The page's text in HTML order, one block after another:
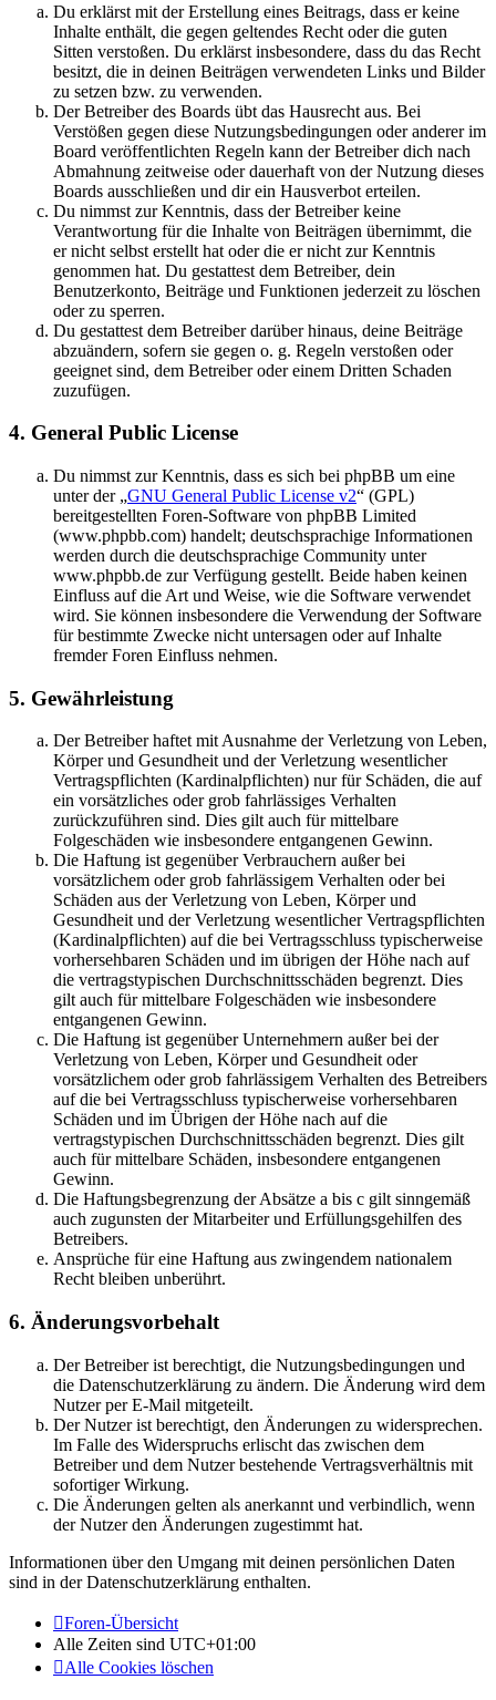
Du erklärst mit der Erstellung eines Beitrags, dass er keine
Inhalte enthält, die gegen geltendes Recht oder die guten
Sitten verstoßen. Du erklärst insbesondere, dass du das Recht
besitzt, die in deinen Beiträgen verwendeten Links und Bilder
zu setzen bzw. zu verwenden.
Der Betreiber des Boards übt das Hausrecht aus. Bei
Verstößen gegen diese Nutzungsbedingungen oder anderer im
Board veröffentlichten Regeln kann der Betreiber dich nach
Abmahnung zeitweise oder dauerhaft von der Nutzung dieses
Boards ausschließen und dir ein Hausverbot erteilen.
Du nimmst zur Kenntnis, dass der Betreiber keine
Verantwortung für die Inhalte von Beiträgen übernimmt, die
er nicht selbst erstellt hat oder die er nicht zur Kenntnis
genommen hat. Du gestattest dem Betreiber, dein
Benutzerkonto, Beiträge und Funktionen jederzeit zu löschen
oder zu sperren.
Du gestattest dem Betreiber darüber hinaus, deine Beiträge
abzuändern, sofern sie gegen o. g. Regeln verstoßen oder
geeignet sind, dem Betreiber oder einem Dritten Schaden
zuzufügen.
4. General Public License
Du nimmst zur Kenntnis, dass es sich bei phpBB um eine
unter der „GNU General Public License v2“ (GPL)
bereitgestellten Foren-Software von phpBB Limited
(www.phpbb.com) handelt; deutschsprachige Informationen
werden durch die deutschsprachige Community unter
www.phpbb.de zur Verfügung gestellt. Beide haben keinen
Einfluss auf die Art und Weise, wie die Software verwendet
wird. Sie können insbesondere die Verwendung der Software
für bestimmte Zwecke nicht untersagen oder auf Inhalte
fremder Foren Einfluss nehmen.
5. Gewährleistung
Der Betreiber haftet mit Ausnahme der Verletzung von Leben,
Körper und Gesundheit und der Verletzung wesentlicher
Vertragspflichten (Kardinalpflichten) nur für Schäden, die auf
ein vorsätzliches oder grob fahrlässiges Verhalten
zurückzuführen sind. Dies gilt auch für mittelbare
Folgeschäden wie insbesondere entgangenen Gewinn.
Die Haftung ist gegenüber Verbrauchern außer bei
vorsätzlichem oder grob fahrlässigem Verhalten oder bei
Schäden aus der Verletzung von Leben, Körper und
Gesundheit und der Verletzung wesentlicher Vertragspflichten
(Kardinalpflichten) auf die bei Vertragsschluss typischerweise
vorhersehbaren Schäden und im übrigen der Höhe nach auf
die vertragstypischen Durchschnittsschäden begrenzt. Dies
gilt auch für mittelbare Folgeschäden wie insbesondere
entgangenen Gewinn.
Die Haftung ist gegenüber Unternehmern außer bei der
Verletzung von Leben, Körper und Gesundheit oder
vorsätzlichem oder grob fahrlässigem Verhalten des Betreibers
auf die bei Vertragsschluss typischerweise vorhersehbaren
Schäden und im Übrigen der Höhe nach auf die
vertragstypischen Durchschnittsschäden begrenzt. Dies gilt
auch für mittelbare Schäden, insbesondere entgangenen
Gewinn.
Die Haftungsbegrenzung der Absätze a bis c gilt sinngemäß
auch zugunsten der Mitarbeiter und Erfüllungsgehilfen des
Betreibers.
Ansprüche für eine Haftung aus zwingendem nationalem
Recht bleiben unberührt.
6. Änderungsvorbehalt
Der Betreiber ist berechtigt, die Nutzungsbedingungen und
die Datenschutzerklärung zu ändern. Die Änderung wird dem
Nutzer per E-Mail mitgeteilt.
Der Nutzer ist berechtigt, den Änderungen zu widersprechen.
Im Falle des Widerspruchs erlischt das zwischen dem
Betreiber und dem Nutzer bestehende Vertragsverhältnis mit
sofortiger Wirkung.
Die Änderungen gelten als anerkannt und verbindlich, wenn
der Nutzer den Änderungen zugestimmt hat.
Informationen über den Umgang mit deinen persönlichen Daten
sind in der Datenschutzerklärung enthalten.
Foren-Übersicht
Alle Zeiten sind UTC+01:00
Alle Cookies löschen